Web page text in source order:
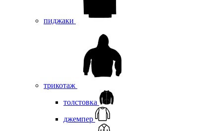
пиджаки
трикотаж
толстовка
джемпер